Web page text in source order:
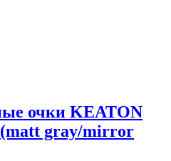
очки KEATON
(matt gray/mirror